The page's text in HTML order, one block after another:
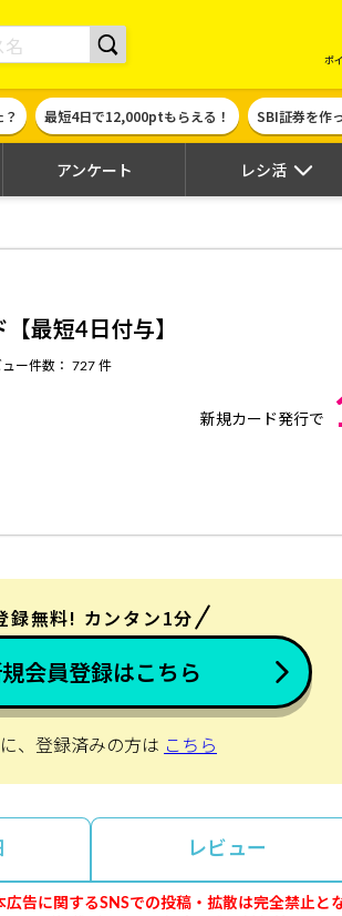
ポイントサイト | ハピタス
ポ
最短4日で12,000ptもらえる！ SBI証券を作
アンケート レシ活
最短4日付与】
ュー件数： 727 件
新規カード発行で
録無料! カンタン1分
会員登録はこちら
、登録済みの方は こちら
レビュー
告に関するSNSでの投稿・拡散は完全禁止と